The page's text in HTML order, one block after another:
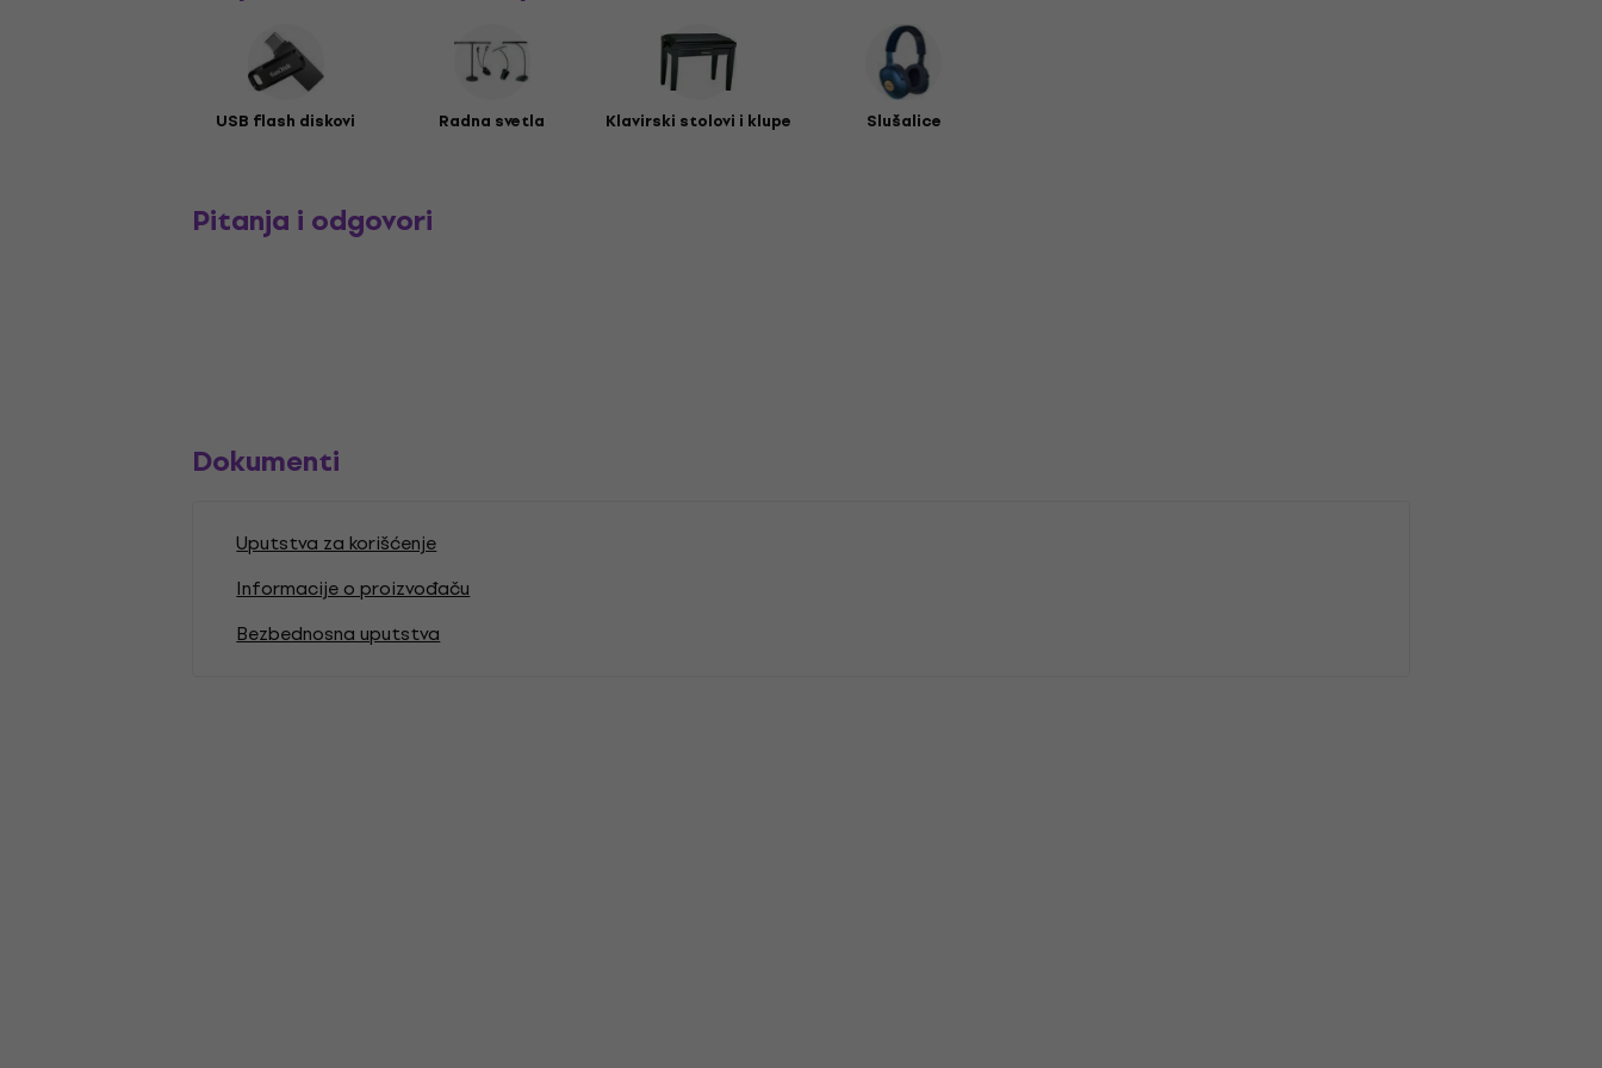
USB flash diskovi Radna svetla Klavirski stolovi i klupe Slušalice
Pitanja i odgovori
Dokumenti
Uputstva za korišćenje
Informacije o proizvođaču
Bezbednosna uputstva